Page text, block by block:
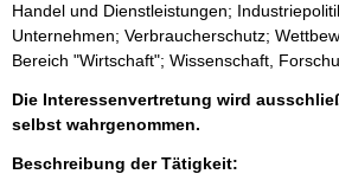
Handel und Dienstleistungen;
Unternehmen; Verbraucherschutz;
Bereich "Wirtschaft"; Wissenschaft,
Die Interessenvertretung wird
selbst wahrgenommen.
Beschreibung der Tätigkeit: